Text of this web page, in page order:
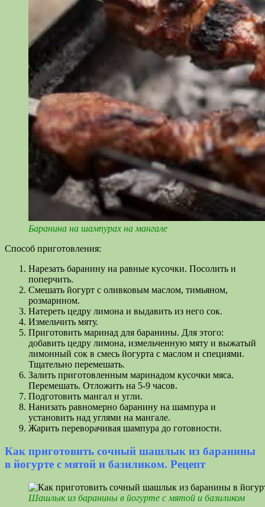
Баранина на шампурах на мангале
Способ приготовления:
Нарезать баранину на равные кусочки. Посолить и
поперчить.
Смешать йогурт с оливковым маслом, тимьяном,
розмарином.
Натереть цедру лимона и выдавить из него сок.
Измельчить мяту.
Приготовить маринад для баранины. Для этого:
добавить цедру лимона, измельченную мяту и выжатый
лимонный сок в смесь йогурта с маслом и специями.
Тщательно перемешать.
Залить приготовленным маринадом кусочки мяса.
Перемешать. Отложить на 5-9 часов.
Подготовить мангал и угли.
Нанизать равномерно баранину на шампура и
установить над углями на мангале.
Жарить переворачивая шампура до готовности.
Как приготовить сочный шашлык из баранины
в йогурте с мятой и базиликом. Рецепт
Шашлык из баранины в йогурте с мятой и базиликом